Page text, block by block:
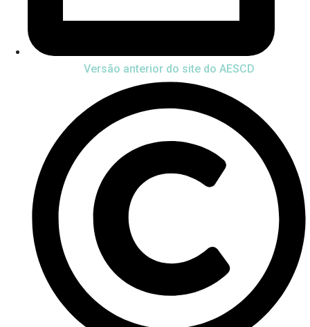
Versão anterior do site do AESCD